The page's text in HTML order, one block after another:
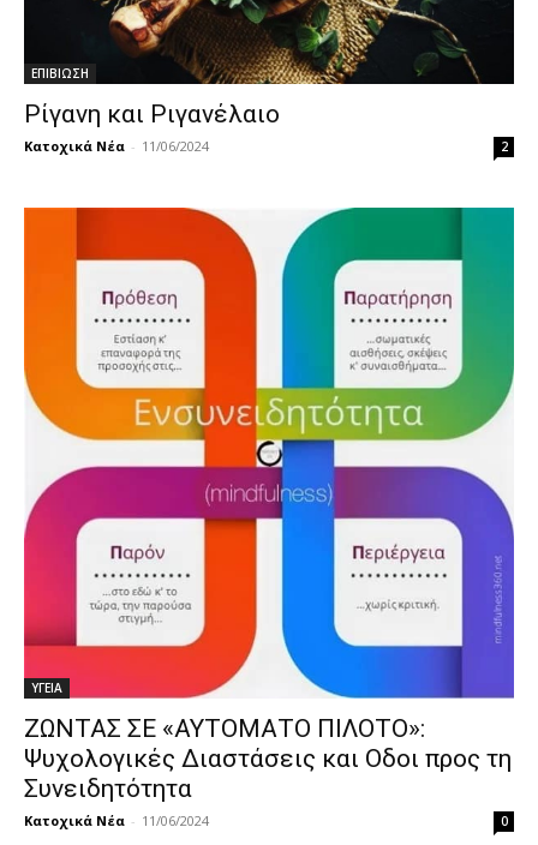
ΕΠΙΒΙΩΣΗ
Ρίγανη και Ριγανέλαιο
Κατοχικά Νέα - 11/06/2024 2
ΥΓΕΙΑ
ΖΩΝΤΑΣ ΣΕ «ΑΥΤΟΜΑΤΟ ΠΙΛΟΤΟ»:
Ψυχολογικές Διαστάσεις και Οδοι προς τη
Συνειδητότητα
Κατοχικά Νέα - 11/06/2024 0